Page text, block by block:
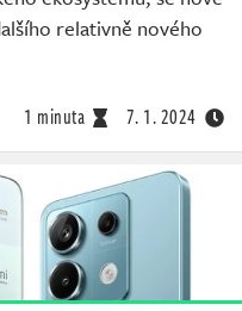
relativně nového
1 minuta 7. 1. 2024